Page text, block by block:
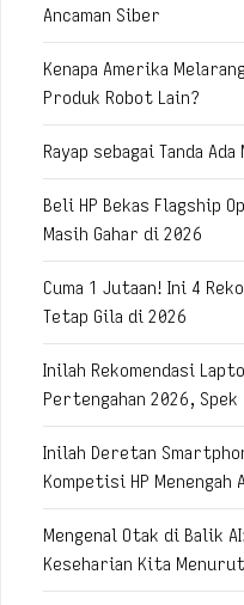
Ancaman Siber
Kenapa Amerika
Produk Robot Lain?
Rayap sebagai Tanda
Beli HP Bekas Flagship
Masih Gahar di 2026
Cuma 1 Jutaan! Ini 4
Tetap Gila di 2026
Inilah Rekomendasi
Pertengahan 2026, Spek
Inilah Deretan
Kompetisi HP Menengah
Mengenal Otak di Balik
Keseharian Kita